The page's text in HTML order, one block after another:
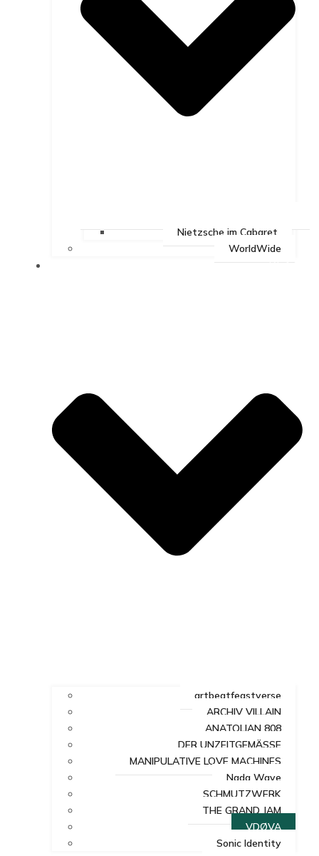
Nietzsche im Cabaret
WorldWide
BEAT
artbeatfeastverse
ARCHIV VILLAIN
ANATOLIAN 808
DER UNZEITGEMÄSSE
MANIPULATIVE LOVE MACHINES
Nada Wave
SCHMUTZWERK
THE GRAND JAM
VDØVA
Sonic Identity